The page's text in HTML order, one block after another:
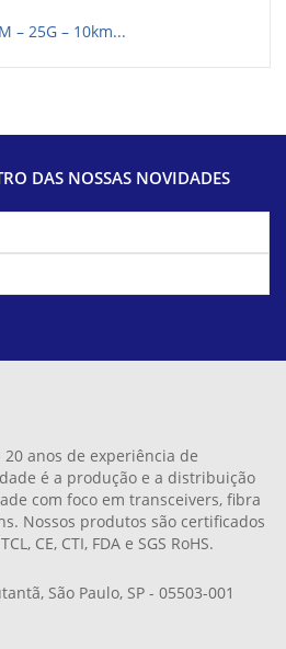
– 25G – 10km...
DAS NOSSAS NOVIDADES
anos de experiência de
é a produção e a distribuição
com foco em transceivers, fibra
Nossos produtos são certificados
CE, CTI, FDA e SGS RoHS.
São Paulo, SP - 05503-001